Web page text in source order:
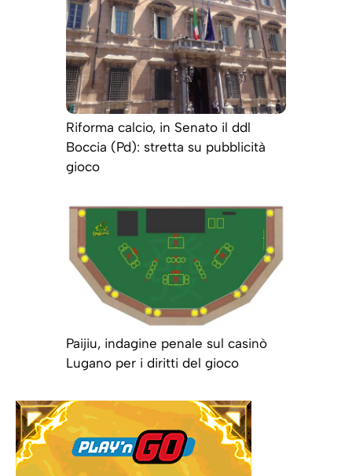
Riforma calcio, in Senato il ddl
Boccia (Pd): stretta su pubblicità
gioco
Paijiu, indagine penale sul casinò
Lugano per i diritti del gioco